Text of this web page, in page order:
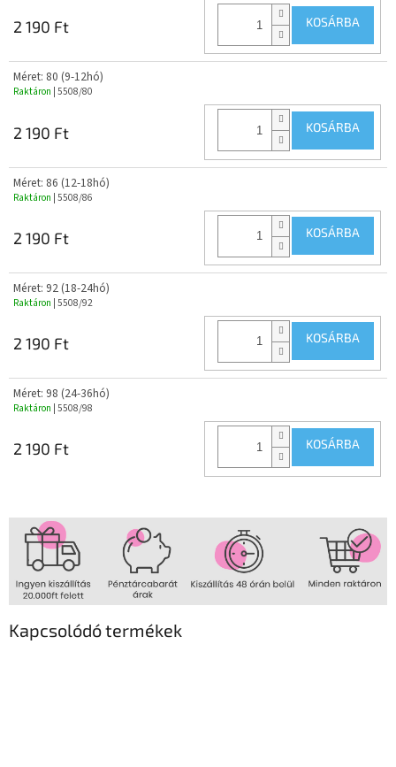
Kapcsolódó termékek
2 190 Ft KOSÁRBA
Méret: 80 (9-12hó)
Raktáron | 5508/80
2 190 Ft KOSÁRBA
Méret: 86 (12-18hó)
Raktáron | 5508/86
2 190 Ft KOSÁRBA
Méret: 92 (18-24hó)
Raktáron | 5508/92
2 190 Ft KOSÁRBA
Méret: 98 (24-36hó)
Raktáron | 5508/98
2 190 Ft KOSÁRBA